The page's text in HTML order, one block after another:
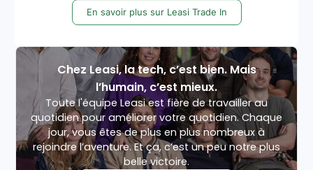
En savoir plus sur Leasi Trade In
Chez Leasi, la tech, c’est bien. Mais
l’humain, c’est mieux.
Toute l'équipe Leasi est fière de travailler au
quotidien pour améliorer votre quotidien. Chaque
jour, vous êtes de plus en plus nombreux à
rejoindre l’aventure. Et ça, c’est un peu notre plus
belle victoire.